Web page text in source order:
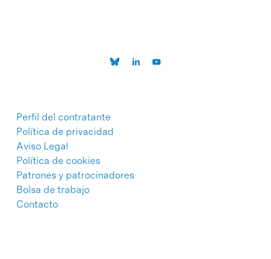
Perfil del contratante
Política de privacidad
Aviso Legal
Política de cookies
Patrones y patrocinadores
Bolsa de trabajo
Contacto